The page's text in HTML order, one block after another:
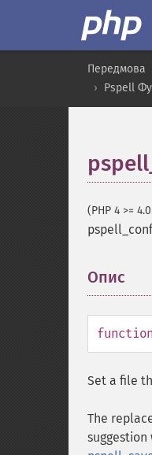
Передмова
Pspell
(PHP 4 >=
Опис
function
Set a file
The